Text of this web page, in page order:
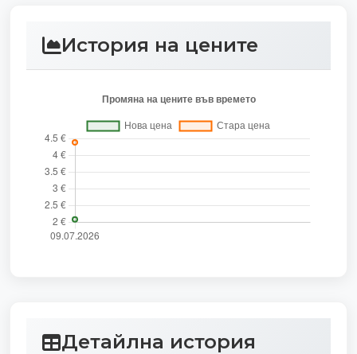
История на цените
Детайлна история